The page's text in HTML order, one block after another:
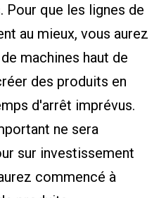
Pour que les lignes de
au mieux, vous aurez
machines haut de
des produits en
d'arrêt imprévus.
ne sera
sur investissement
commencé à